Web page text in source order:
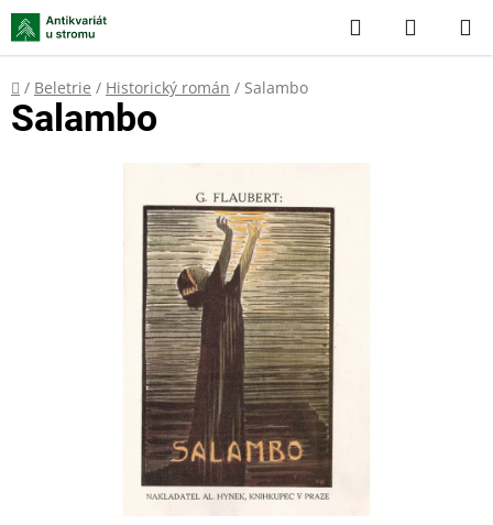
Přejít
na
obsah
Hledat
KOŠÍK
Domů
/ Beletrie / Historický román / Salambo
Salambo